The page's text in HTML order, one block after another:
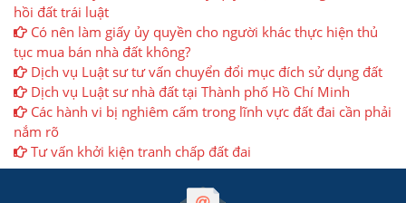
hồi đất trái luật
Có nên làm giấy ủy quyền cho người khác thực hiện thủ
tục mua bán nhà đất không?
Dịch vụ Luật sư tư vấn chuyển đổi mục đích sử dụng đất
Dịch vụ Luật sư nhà đất tại Thành phố Hồ Chí Minh
Các hành vi bị nghiêm cấm trong lĩnh vực đất đai cần phải
nắm rõ
Tư vấn khởi kiện tranh chấp đất đai